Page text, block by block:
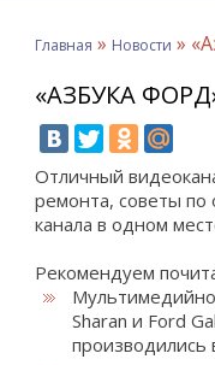
Главная » Новости »
«АЗБУКА
Отличный
ремонта, советы по
канала в одном
Рекомендуем
Sharan и Ford
производились